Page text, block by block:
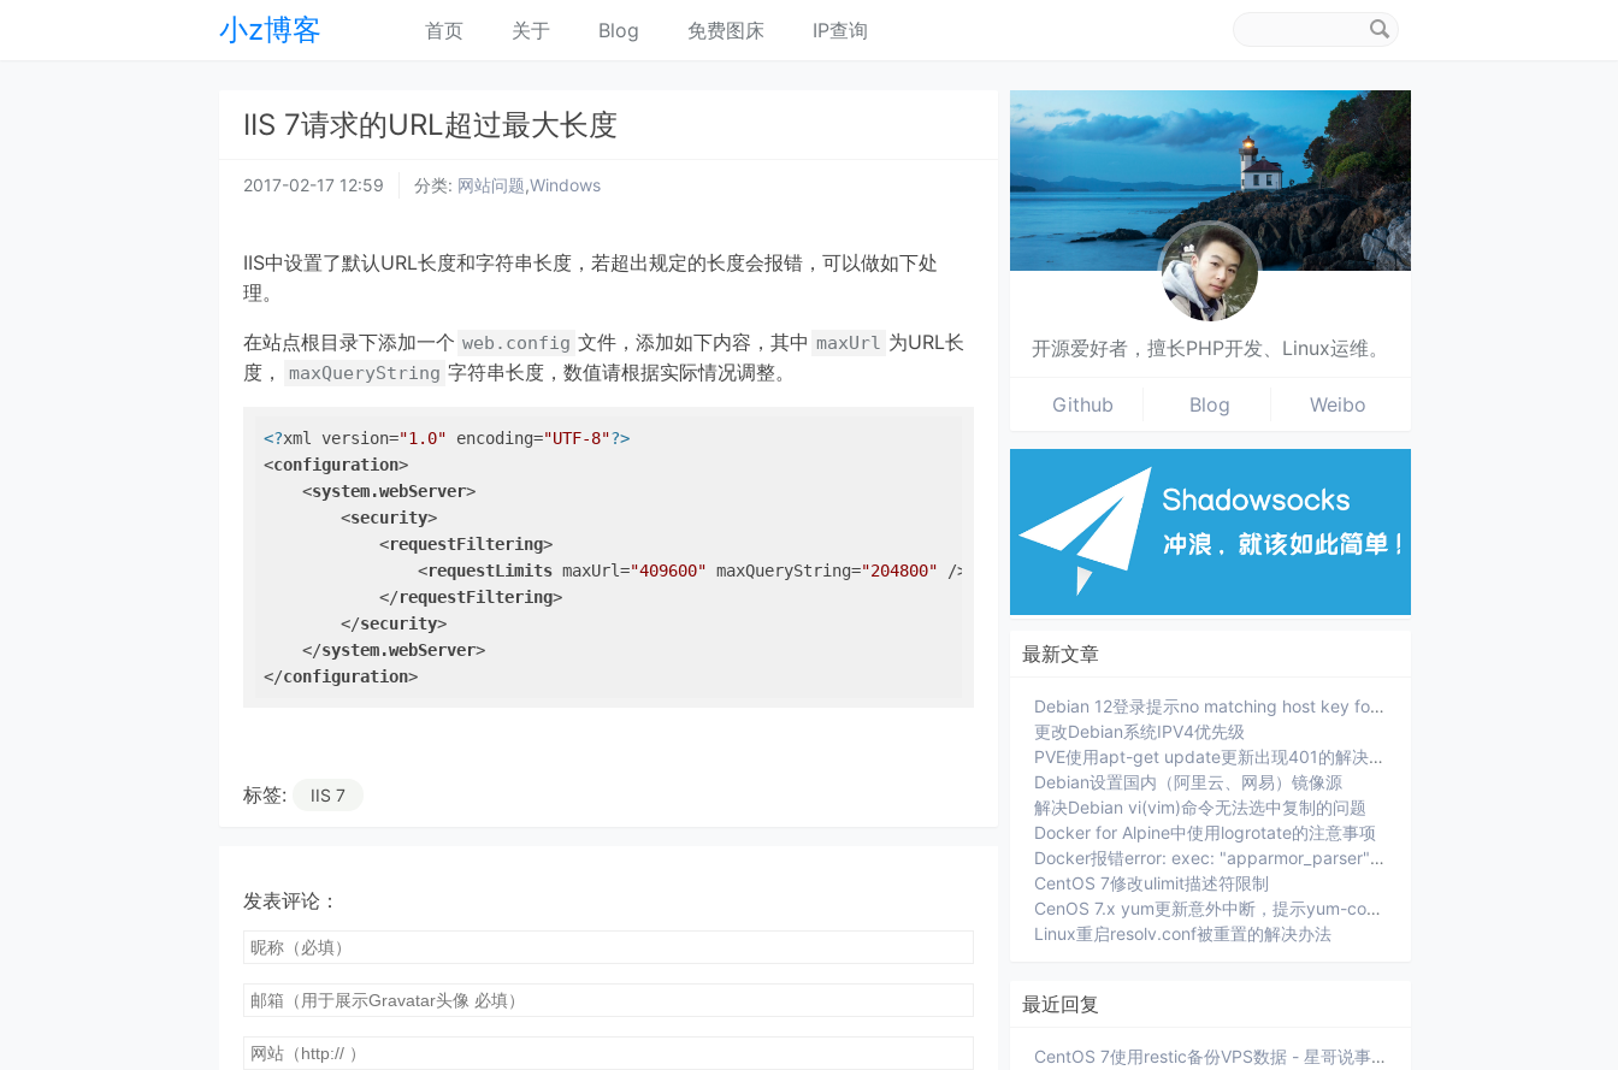
小z博客 首页 关于 Blog 免费图床 IP查询
键
IIS 7请求的URL超过最大长度
2017-02-17 12:59 分类: 网站问题,Windows
IIS中设置了默认URL长度和字符串长度，若超出规定的长度会报错，可以做如下处
理。
在站点根目录下添加一个 web.config 文件，添加如下内容，其中 maxUrl 为URL长
度，
maxQueryString 字符串长度，数值请根据实际情况调整。
<?xml version="1.0" encoding="UTF-8"?>
<configuration>
<system.webServer>
<security>
<requestFiltering>
<requestLimits maxUrl="409600" maxQueryString="204800" />
</requestFiltering>
</security>
</system.webServer>
</configuration>
标签: IIS 7
发表评论：
开源爱好者，擅长PHP开发、Linux运维。
Github Blog Weibo
最新文章
Debian 12登录提示no matching host key format
更改Debian系统IPV4优先级
PVE使用apt-get update更新出现401的解决办法
Debian设置国内（阿里云、网易）镜像源
解决Debian vi(vim)命令无法选中复制的问题
Docker for Alpine中使用logrotate的注意事项
Docker报错error: exec: "apparmor_parser": executable file not found in $PATH.
CentOS 7修改ulimit描述符限制
CenOS 7.x yum更新意外中断，提示yum-complete-transaction
Linux重启resolv.conf被重置的解决办法
最近回复
CentOS 7使用restic备份VPS数据 - 星哥说事: [...]xiaoz 选择的是将当前服务器数据通过 SFTP 方...